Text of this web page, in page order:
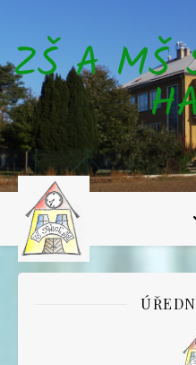
ZŠ A MŠ